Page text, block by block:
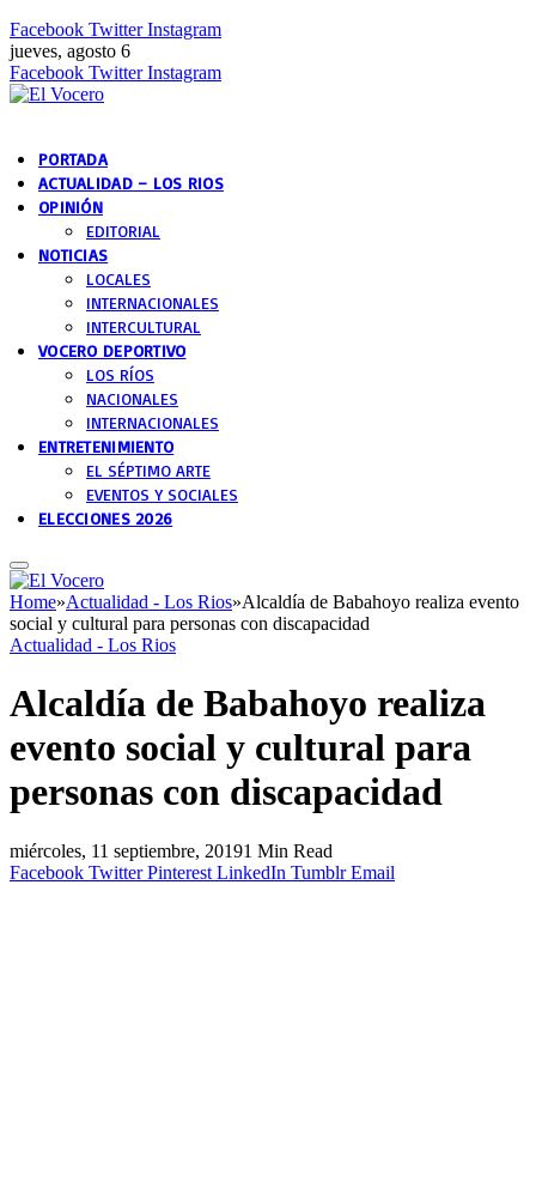
Facebook Twitter Instagram
jueves, agosto 6
Facebook Twitter Instagram
PORTADA
ACTUALIDAD – LOS RIOS
OPINIÓN
EDITORIAL
NOTICIAS
LOCALES
INTERNACIONALES
INTERCULTURAL
VOCERO DEPORTIVO
LOS RÍOS
NACIONALES
INTERNACIONALES
ENTRETENIMIENTO
EL SÉPTIMO ARTE
EVENTOS Y SOCIALES
ELECCIONES 2026
Home»Actualidad - Los Rios»Alcaldía de Babahoyo realiza evento
social y cultural para personas con discapacidad
Actualidad - Los Rios
Alcaldía de Babahoyo realiza
evento social y cultural para
personas con discapacidad
miércoles, 11 septiembre, 20191 Min Read
Facebook Twitter Pinterest LinkedIn Tumblr Email